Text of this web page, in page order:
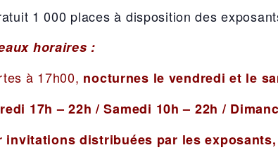
1 000 places à disposition des
horaires :
à 17h00, nocturnes le vendredi et le
17h – 22h / Samedi 10h – 22h /
invitations distribuées par les exposants,